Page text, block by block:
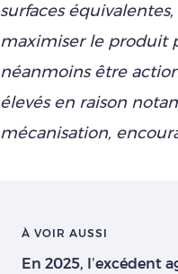
surfaces
maximiser le produit
néanmoins être
élevés en raison
mécanisation,
À VOIR AUSSI
En 2025, l’excédent